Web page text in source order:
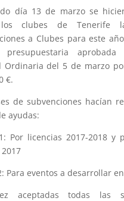
día 13 de marzo se
clubes de Tenerife
a Clubes para este
presupuestaria aprobada
Ordinaria del 5 de marzo
€.
de subvenciones hacían
ayudas:
Por licencias 2017-2018 y
Para eventos a desarrollar
aceptadas todas las